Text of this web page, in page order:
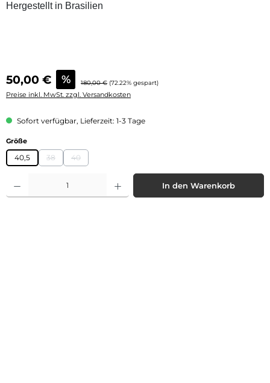
Hergestellt in Brasilien
Verkaufspreis:
50,00 € % Regulärer Preis:
180,00 € (72.22% gespart)
Preise inkl. MwSt. zzgl. Versandkosten
Sofort verfügbar, Lieferzeit: 1-3 Tage
Größeauswählen
40,5 38
(Diese Option ist zurzeit nicht verfügbar.)
40
(Diese Option ist zurzeit nicht verfügbar.)
Produkt Anzahl: Gib den gewünschten Wert ein oder benutze die
In den Warenkorb